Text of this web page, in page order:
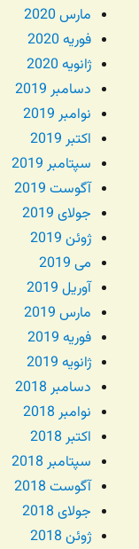
مارس 2020
فوریه 2020
ژانویه 2020
دسامبر 2019
نوامبر 2019
اکتبر 2019
سپتامبر 2019
آگوست 2019
جولای 2019
ژوئن 2019
می 2019
آوریل 2019
مارس 2019
فوریه 2019
ژانویه 2019
دسامبر 2018
نوامبر 2018
اکتبر 2018
سپتامبر 2018
آگوست 2018
جولای 2018
ژوئن 2018